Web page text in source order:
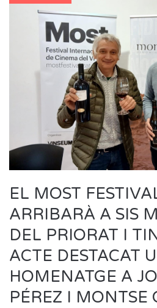
EL MOST
ARRIBARÀ A SIS
DEL PRIORAT I
ACTE DESTACAT
HOMENATGE A
PÉREZ I MONTSE